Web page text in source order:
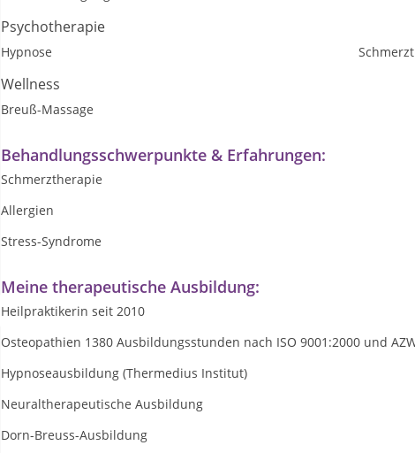
Psychotherapie
Hypnose
Wellness
Breuß-Massage
Behandlungsschwerpunkte & Erfahrungen:
Schmerztherapie
Allergien
Stress-Syndrome
Meine therapeutische Ausbildung:
Heilpraktikerin seit 2010
Osteopathien 1380 Ausbildungsstunden nach ISO 9001:2000 und
Hypnoseausbildung (Thermedius Institut)
Neuraltherapeutische Ausbildung
Dorn-Breuss-Ausbildung